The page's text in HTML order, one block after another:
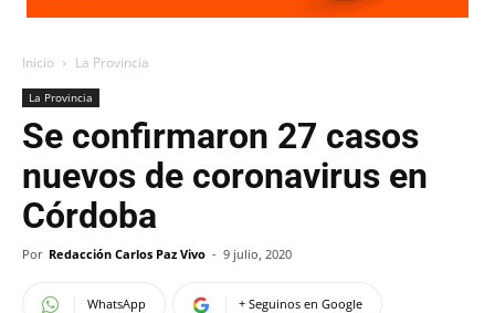
Inicio La Provincia
La Provincia
Se confirmaron 27 casos
nuevos de coronavirus en
Córdoba
Por Redacción Carlos Paz Vivo - 9 julio, 2020
WhatsApp + Seguinos en Google